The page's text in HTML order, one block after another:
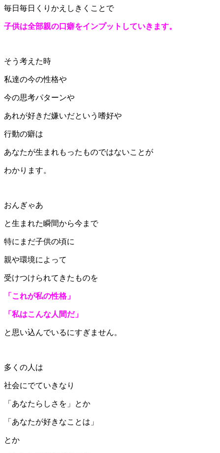
毎日毎日くりかえしきくことで
子供は全部親の口癖をインプットしていきます。
そう考えた時
私達の今の性格や
今の思考パターンや
あれが好きだ嫌いだという嗜好や
行動の癖は
あなたが生まれもったものではないことが
わかります。
おんぎゃあ
と生まれた瞬間から今まで
特にまだ子供の頃に
親や環境によって
受けつけられてきたものを
「これが私の性格」
「私はこんな人間だ」
と思い込んでいるにすぎません。
多くの人は
社会にでていきなり
「あなたらしさを」とか
「あなたが好きなことは」
とか